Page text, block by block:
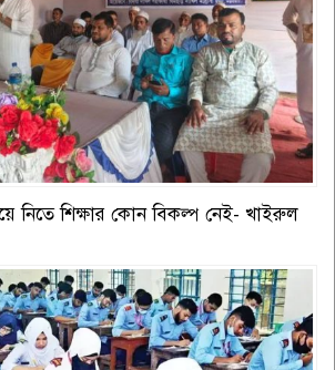
নিতে শিক্ষার কোন বিকল্প নেই- খাইরুল